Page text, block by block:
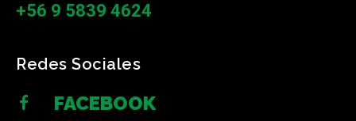
+56 9 5839 4624
Redes Sociales
FACEBOOK